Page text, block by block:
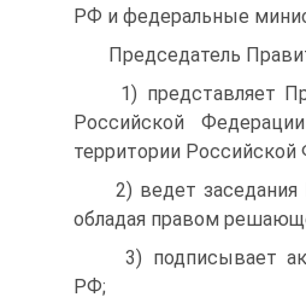
РФ и федеральные
Председатель
1) представляет
Российской
территории Российской
2) ведет заседания
обладая правом
3) подписывает
РФ;